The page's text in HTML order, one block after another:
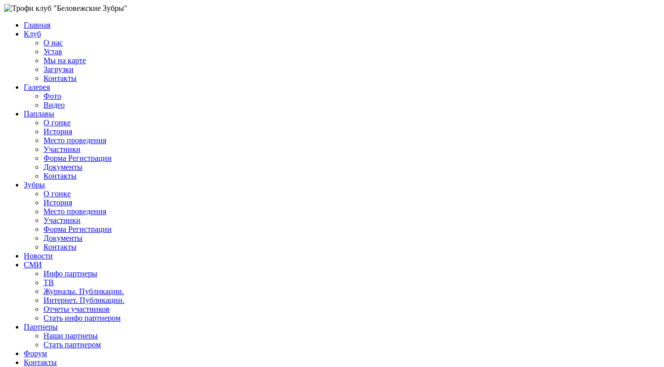
Главная
Клуб
О нас
Устав
Мы на карте
Загрузки
Контакты
Галерея
Фото
Видео
Паплавы
О гонке
История
Место проведения
Участники
Форма Регистрации
Документы
Контакты
Зубры
О гонке
История
Место проведения
Участники
Форма Регистрации
Документы
Контакты
Новости
СМИ
Инфо партнеры
ТВ
Журналы. Публикации.
Интернет. Публикации.
Отчеты участников
Стать инфо партнером
Партнеры
Наши партнеры
Стать партнером
Форум
Контакты